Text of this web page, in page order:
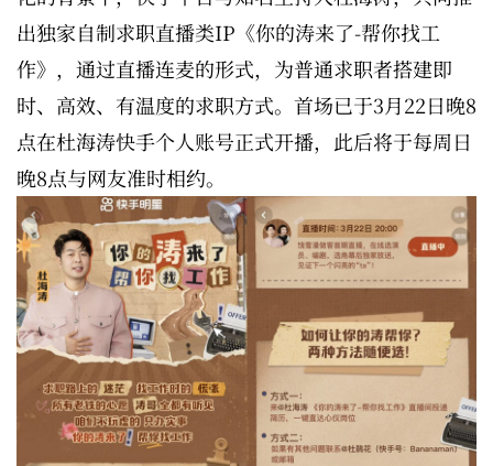
出独家自制求职直播类IP《你的涛来了-帮你找工
作》，通过直播连麦的形式，为普通求职者搭建即
时、高效、有温度的求职方式。首场已于3月22日晚8
点在杜海涛快手个人账号正式开播，此后将于每周日
晚8点与网友准时相约。